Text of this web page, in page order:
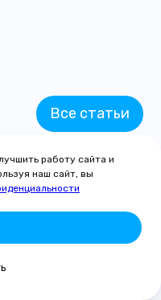
Все статьи
работу сайта и
наш сайт, вы